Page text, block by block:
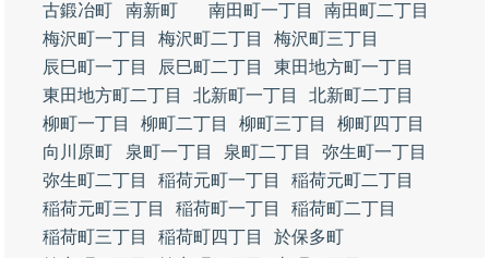
古鍛冶町
南新町 南田町一丁目
南田町二丁目
梅沢町一丁目
梅沢町二丁目
梅沢町三丁目
辰巳町一丁目
辰巳町二丁目
東田地方町一丁目
東田地方町二丁目
北新町一丁目
北新町二丁目
柳町一丁目
柳町二丁目 柳町三丁目
柳町四丁目
向川原町
泉町一丁目 泉町二丁目
弥生町一丁目
弥生町二丁目
稲荷元町一丁目
稲荷元町二丁目
稲荷元町三丁目
稲荷町一丁目
稲荷町二丁目
稲荷町三丁目
稲荷町四丁目
於保多町